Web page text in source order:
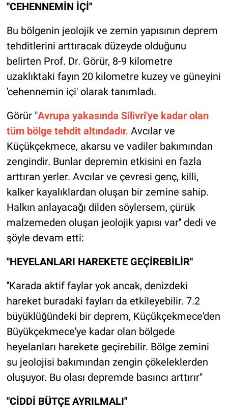
''CEHENNEMİN İÇİ''
Bu bölgenin jeolojik ve zemin yapısının deprem
tehditlerini arttıracak düzeyde olduğunu
belirten Prof. Dr. Görür, 8-9 kilometre
uzaklıktaki fayın 20 kilometre kuzey ve güneyini
'cehennemin içi' olarak tanımladı.
Görür "Avrupa yakasında Silivri'ye kadar olan
tüm bölge tehdit altındadır. Avcılar ve
Küçükçekmece, akarsu ve vadiler bakımından
zengindir. Bunlar depremin etkisini en fazla
arttıran yerler. Avcılar ve çevresi genç, killi,
kalker kayalıklardan oluşan bir zemine sahip.
Halkın anlayacağı dilden söylersem, çürük
malzemeden oluşan jeolojik yapısı var'' dedi ve
şöyle devam etti:
''HEYELANLARI HAREKETE GEÇİREBİLİR''
''Karada aktif faylar yok ancak, denizdeki
hareket buradaki fayları da etkileyebilir. 7.2
büyüklüğündeki bir deprem, Küçükçekmece'den
Büyükçekmece'ye kadar olan bölgede
heyelanları harekete geçirebilir. Bölge zemini
su jeolojisi bakımından zengin çökeleklerden
oluşuyor. Bu olası depremde basıncı arttırır"
"CİDDİ BÜTÇE AYRILMALI"